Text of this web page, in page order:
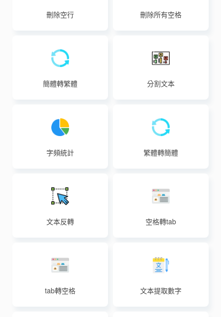
刪除空行 刪除所有空格
簡體轉繁體 分割文本
字頻統計 繁體轉簡體
文本反轉 空格轉tab
tab轉空格 文本提取數字